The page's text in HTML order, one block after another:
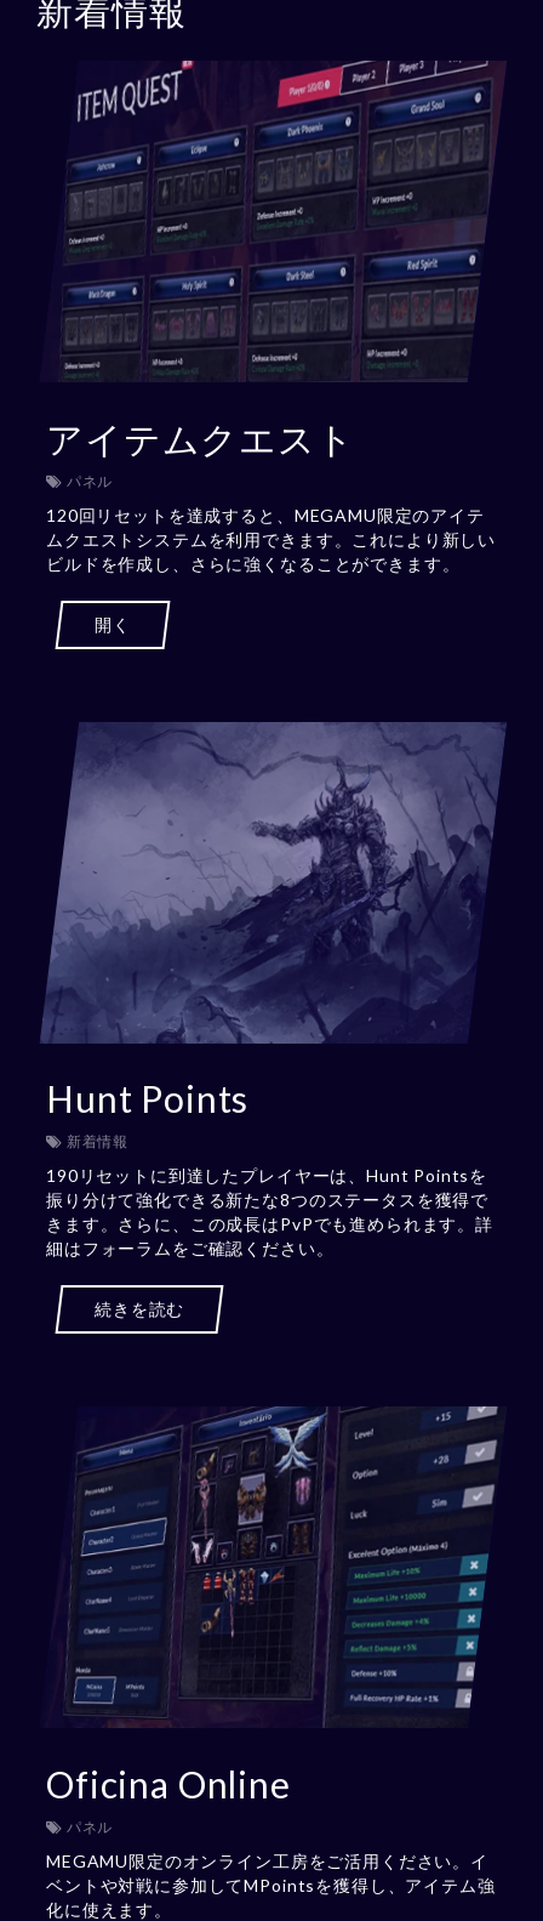
新着情報
アイテムクエスト
パネル
120回リセットを達成すると、MEGAMU限定のアイテ
ムクエストシステムを利用できます。これにより新しい
ビルドを作成し、さらに強くなることができます。
開く
Hunt Points
新着情報
190リセットに到達したプレイヤーは、Hunt Pointsを
振り分けて強化できる新たな8つのステータスを獲得で
きます。さらに、この成長はPvPでも進められます。詳
細はフォーラムをご確認ください。
続きを読む
Oficina Online
パネル
MEGAMU限定のオンライン工房をご活用ください。イ
ベントや対戦に参加してMPointsを獲得し、アイテム強
化に使えます。